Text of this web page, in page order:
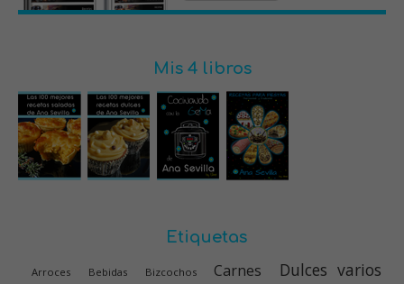
Mis 4 libros
Etiquetas
Arroces Bebidas Bizcochos Carnes Dulces varios